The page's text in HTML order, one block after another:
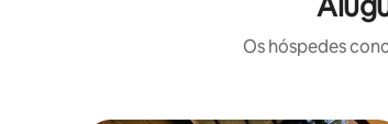
Os hóspedes